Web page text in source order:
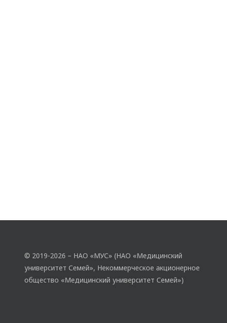
© 2019-2026 – НАО «МУС» (НАО «Медицинский
университет Семей», Некоммерческое акционерное
общество «Медицинский университет Семей»)